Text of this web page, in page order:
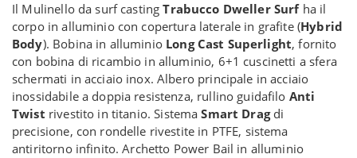
Il Mulinello da surf castingTrabucco Dweller Surfha il
corpo in alluminio con copertura laterale in grafite (Hybrid
Body). Bobina in alluminio Long Cast Superlight, fornito
con bobina di ricambio in alluminio, 6+1 cuscinetti a sfera
schermati in acciaio inox. Albero principale in acciaio
inossidabile a doppia resistenza, rullino guidafilo Anti
Twist rivestito in titanio. SistemaSmart Dragdi
precisione, con rondelle rivestite in PTFE, sistema
antiritorno infinito. Archetto Power Bail in alluminio